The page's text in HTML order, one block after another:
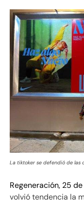
La tiktoker se defendió de las
Regeneración, 25
volvió tendencia la